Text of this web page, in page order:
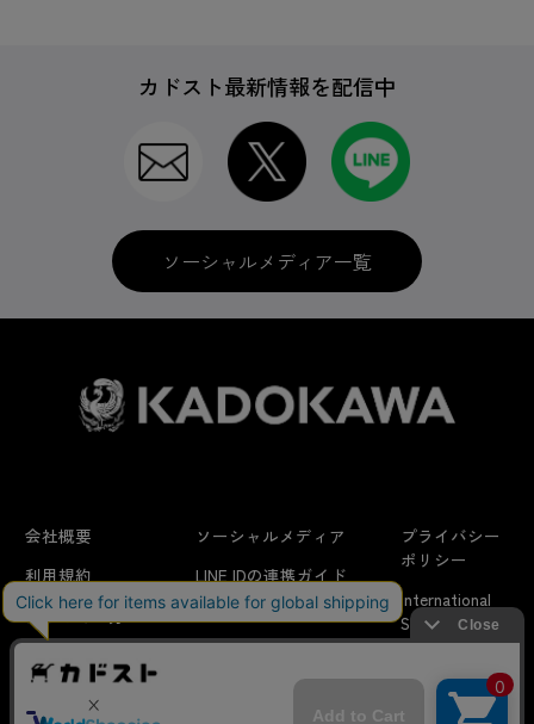
カドスト最新情報を配信中
ソーシャルメディア一覧
会社概要
利用規約
はじめての方へ
ソーシャルメディア
LINE IDの連携ガイド
FAQ
プライバシー
ポリシー
International
Shipping
リクエスト
当サイトでは利用体験の向上およびコンテンツの最適な提供、ト
ラフィックの分析を目的としてCookieを使用しています。